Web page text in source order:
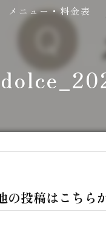
メニュー・料金表
投稿はこちら